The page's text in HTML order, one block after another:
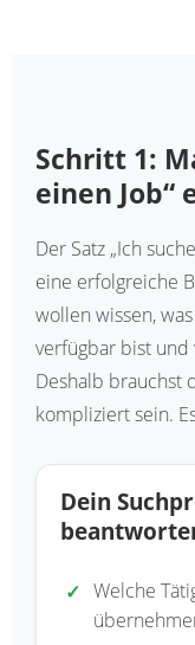
Schritt 1:
einen Job“
Der Satz „Ich
eine erfolgreiche
wollen wissen,
verfügbar bist und
Deshalb brauchst
kompliziert sein.
Dein
Welche